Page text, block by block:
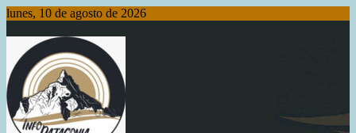
Saltar
contenido
lunes, 10 de agosto de 2026